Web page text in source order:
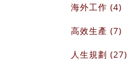
海外工作 (4)
高效生產 (7)
人生規劃 (27)